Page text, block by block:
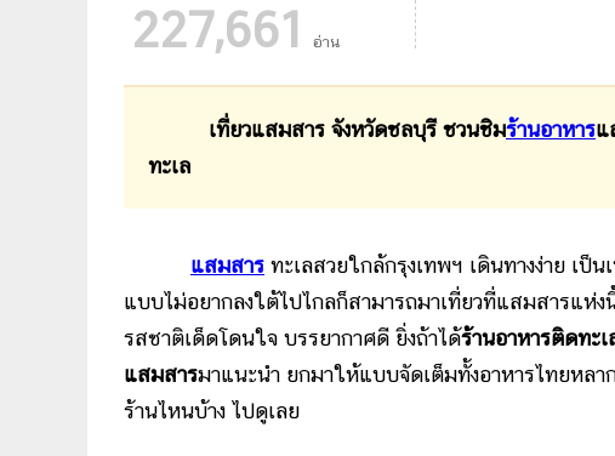
227,661 อ่าน
เที่ยวแสมสาร จังหวัดชลบุรี ชวนชิมร้านอาหารแ
ทะเล
แสมสาร ทะเลสวยใกล้กรุงเทพฯ เดินทางง่าย เป็
แบบไม่อยากลงใต้ไปไกลก็สามารถมาเที่ยวที่แสมสารแห่
รสชาติเด็ดโดนใจ บรรยากาศดี ยิ่งถ้าได้ร้านอาหารติดทะเ
แสมสารมาแนะนำ ยกมาให้แบบจัดเต็มทั้งอาหารไทยหล
ร้านไหนบ้าง ไปดูเลย